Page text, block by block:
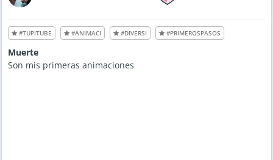
#TUPITUBE #ANIMACI #DIVERSI #PRIMEROSPASOS
Muerte
Son mis primeras animaciones